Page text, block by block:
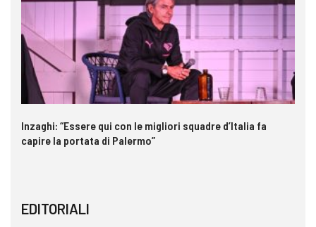
Inzaghi: “Essere qui con le migliori squadre d’Italia fa
capire la portata di Palermo”
EDITORIALI